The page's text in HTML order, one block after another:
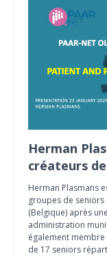
Herman
créateurs
Herman Plasmans
groupes de seniors
(Belgique) après
administration
également
de 17 seniors